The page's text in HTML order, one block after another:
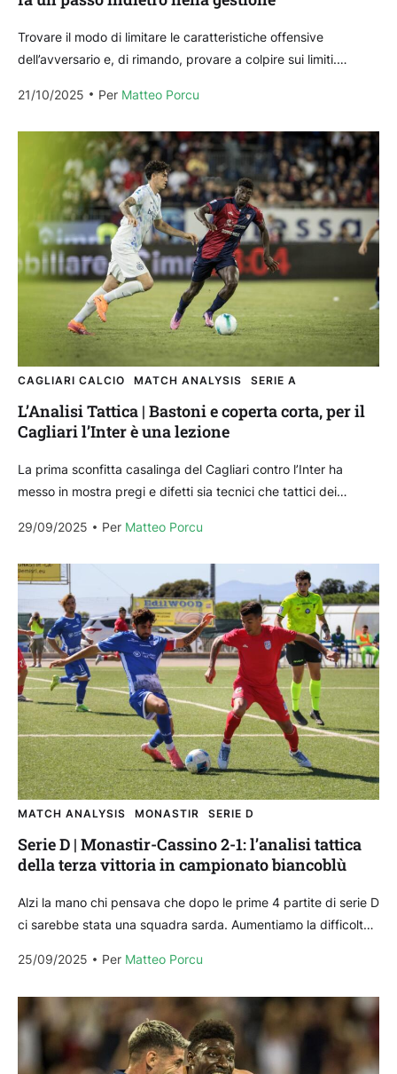
Trovare il modo di limitare le caratteristiche offensive
dell’avversario e, di rimando, provare a colpire sui limiti.
21/10/2025
Per Matteo Porcu
CAGLIARI CALCIO MATCH ANALYSIS SERIE A
L’Analisi Tattica | Bastoni e coperta corta, per il
Cagliari l’Inter è una lezione
La prima sconfitta casalinga del Cagliari contro l’Inter ha
messo in mostra pregi e difetti sia tecnici che tattici dei
29/09/2025
Per Matteo Porcu
MATCH ANALYSIS MONASTIR SERIE D
Serie D | Monastir-Cassino 2-1: l’analisi tattica
della terza vittoria in campionato biancoblù
Alzi la mano chi pensava che dopo le prime 4 partite di serie D
ci sarebbe stata una squadra sarda. Aumentiamo la difficoltà:
25/09/2025
Per Matteo Porcu